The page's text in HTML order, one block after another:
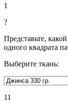
1
?
Представьте,
одного квадрата
Выберите ткань:
11